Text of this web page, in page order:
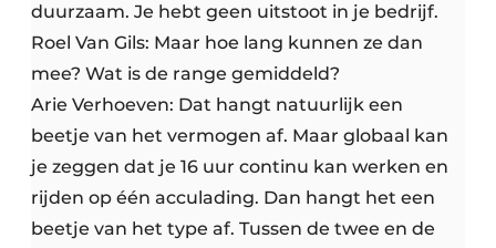
duurzaam. Je hebt geen uitstoot in je bedrijf.
Roel Van Gils: Maar hoe lang kunnen ze dan
mee? Wat is de range gemiddeld?
Arie Verhoeven: Dat hangt natuurlijk een
beetje van het vermogen af. Maar globaal kan
je zeggen dat je 16 uur continu kan werken en
rijden op één acculading. Dan hangt het een
beetje van het type af. Tussen de twee en de